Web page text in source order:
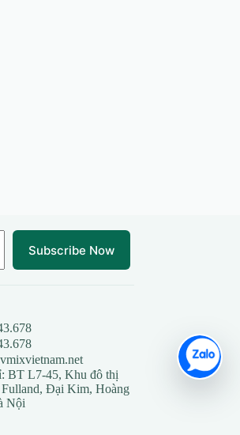
Subscribe Now
BT L7-45, Khu đô thị
Fulland, Đại Kim, Hoàng
Nội